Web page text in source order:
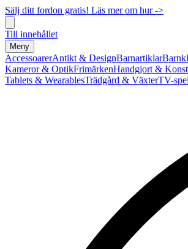
Sälj ditt fordon gratis! Läs mer om hur ->
Till innehållet
Meny
AccessoarerAntikt & DesignBarnartiklar
Kameror & OptikFrimärkenHandgjort &
Tablets & WearablesTrädgård & VäxterTV-